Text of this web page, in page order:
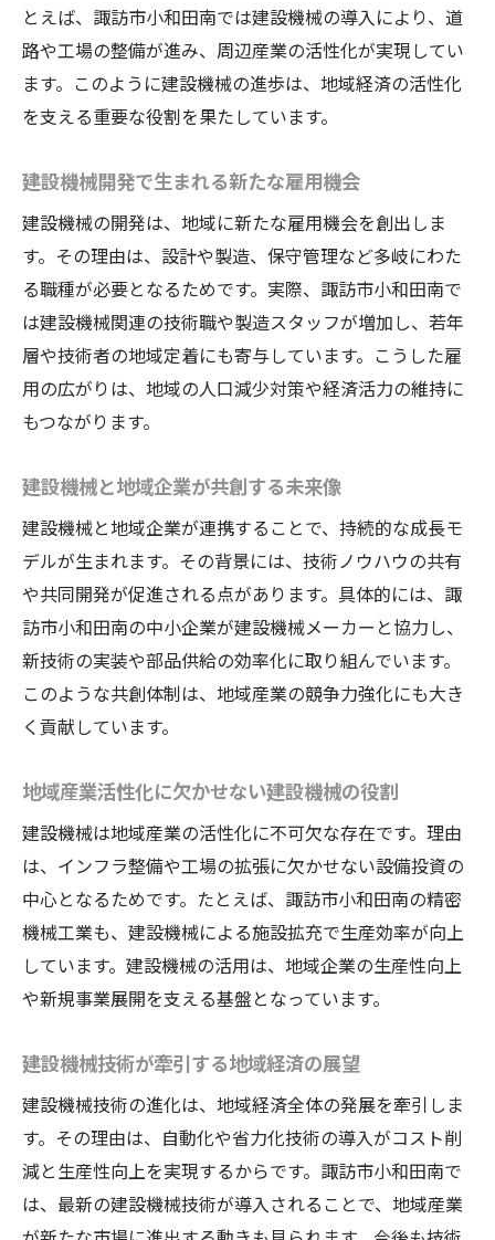
とえば、諏訪市小和田南では建設機械の導入により、道
路や工場の整備が進み、周辺産業の活性化が実現してい
ます。このように建設機械の進歩は、地域経済の活性化
を支える重要な役割を果たしています。
建設機械開発で生まれる新たな雇用機会
建設機械の開発は、地域に新たな雇用機会を創出しま
す。その理由は、設計や製造、保守管理など多岐にわた
る職種が必要となるためです。実際、諏訪市小和田南で
は建設機械関連の技術職や製造スタッフが増加し、若年
層や技術者の地域定着にも寄与しています。こうした雇
用の広がりは、地域の人口減少対策や経済活力の維持に
もつながります。
建設機械と地域企業が共創する未来像
建設機械と地域企業が連携することで、持続的な成長モ
デルが生まれます。その背景には、技術ノウハウの共有
や共同開発が促進される点があります。具体的には、諏
訪市小和田南の中小企業が建設機械メーカーと協力し、
新技術の実装や部品供給の効率化に取り組んでいます。
このような共創体制は、地域産業の競争力強化にも大き
く貢献しています。
地域産業活性化に欠かせない建設機械の役割
建設機械は地域産業の活性化に不可欠な存在です。理由
は、インフラ整備や工場の拡張に欠かせない設備投資の
中心となるためです。たとえば、諏訪市小和田南の精密
機械工業も、建設機械による施設拡充で生産効率が向上
しています。建設機械の活用は、地域企業の生産性向上
や新規事業展開を支える基盤となっています。
建設機械技術が牽引する地域経済の展望
建設機械技術の進化は、地域経済全体の発展を牽引しま
す。その理由は、自動化や省力化技術の導入がコスト削
減と生産性向上を実現するからです。諏訪市小和田南で
は、最新の建設機械技術が導入されることで、地域産業